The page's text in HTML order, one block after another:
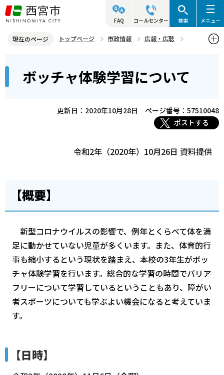
こ
の
ジ
先
FAQ コールセンター 検索 メニュー
現在のページ トップページ 市政情報
広報・広聴
ボッチャ体験学習について
こ
ボッチャ体験学習について
更新日：2020年10月28日
ページ番号：57510048
ポストする
令和2年（2020年）10月26日 資料提供
【概要】
新型コロナウイルスの影響で、例年とくらべて体を満
足に動かせていない児童が多くいます。また、体育的行
事も縮小するという現状を踏まえ、本校の3年生がボッ
チャ体験学習を行います。総合的な学習の時間でバリア
フリーについて学習しているということもあり、障がい
者スポーツについても学ぶよい機会になると考えていま
す。
【日時】